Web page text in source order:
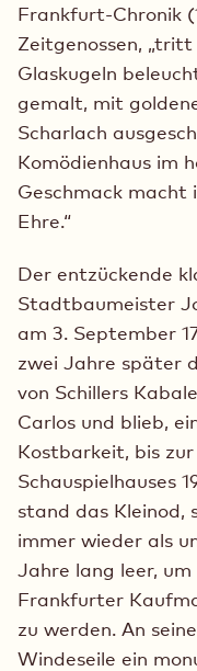
Frankfurt-Chronik
Zeitgenossen,
Glaskugeln
gemalt, mit
Scharlach
Komödienhaus im
Geschmack
Ehre.“
Der entzückende
Stadtbaumeister
am 3. September
zwei Jahre später
von Schillers
Carlos und blieb,
Kostbarkeit, bis
Schauspielhauses
stand das Kleinod,
immer wieder als
Jahre lang leer, um
Frankfurter
zu werden. An
Windeseile ein